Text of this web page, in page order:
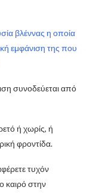
βλέννας η οποία
εμφάνιση της που
συνοδεύεται από
ή χωρίς, ή
φροντίδα.
τυχόν
καιρό στην